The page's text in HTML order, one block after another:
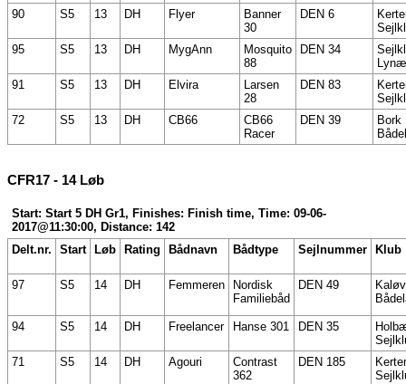
90
S5 13 DH Flyer
Banner
30
DEN 6
95
S5 13 DH MygAnn
Mosquito
88
DEN 34
91
S5 13 DH Elvira
Larsen
28
DEN 83
72
S5 13 DH CB66
CB66
Racer
DEN 39
Bork
CFR17 - 14 Løb
Start: Start 5 DH Gr1, Finishes: Finish time, Time: 09-06-
2017@11:30:00, Distance: 142
Delt.nr.
Start Løb Rating Bådnavn Bådtype Sejlnummer Klub
97 S5 14 DH Femmeren
Nordisk
Familiebåd
DEN 49
94 S5 14 DH Freelancer Hanse 301 DEN 35
71
S5 14 DH Agouri
Contrast
362
DEN 185